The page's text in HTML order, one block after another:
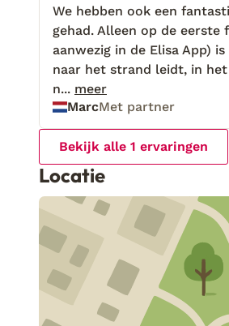
We hebben ook een
gehad. Alleen op de
aanwezig in de Elisa App)
naar het strand leidt, in
niet. Dit is een vorm van
misleiding. Een mooi resort
heeft dat helemaal niet
We hebben ook een
gehad. Alleen op de
aanwezig in de Elisa App)
naar het strand leidt, in
n... meer
MarcMet partner
Bekijk alle 1 ervaringen
Locatie